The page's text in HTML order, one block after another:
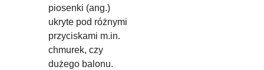
piosenki (ang.)
ukryte pod różnymi
przyciskami m.in.
chmurek, czy
dużego balonu.